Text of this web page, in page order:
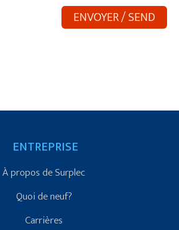
ENTREPRISE
À propos de Surplec
Quoi de neuf?
Carrières